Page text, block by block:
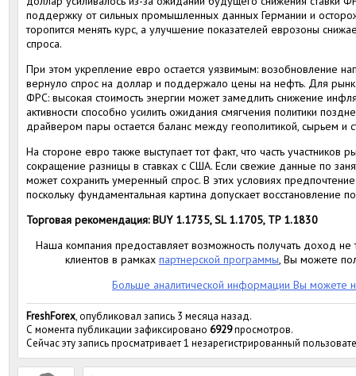
поддержку от сильных промышленных данных Германии и
торопится менять курс, а улучшение показателей еврозоны
спроса.
При этом укрепление евро остается уязвимым: возобновление
вернуло спрос на доллар и поддержало цены на нефть. Для
ФРС: высокая стоимость энергии может замедлить снижение
активности способно усилить ожидания смягчения политики
драйвером пары остается баланс между геополитикой, сырьем и
На стороне евро также выступает тот факт, что часть участников
сокращение разницы в ставках с США. Если свежие данные по
может сохранить умеренный спрос. В этих условиях
поскольку фундаментальная картина допускает восстановление
Торговая рекомендация: BUY 1.1735, SL 1.1705, TP 1.1830
Наша компания предоставляет возможность получать доход не
клиентов в рамках партнерской программы, Вы можете
Больше аналитической информации Вы можете
FreshForex, опубликовал запись 3 месяца назад.
С момента публикации зафиксировано 6929просмотров.
Сейчас эту запись просматривает 1 незарегистрированный